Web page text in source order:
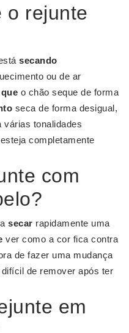
o rejunte
secando
ou de ar
que o chão seque de forma
seca de forma desigual,
várias tonalidades
esteja completamente
com
secar rapidamente uma
ver como a cor fica contra
de fazer uma mudança
difícil de remover após ter
em